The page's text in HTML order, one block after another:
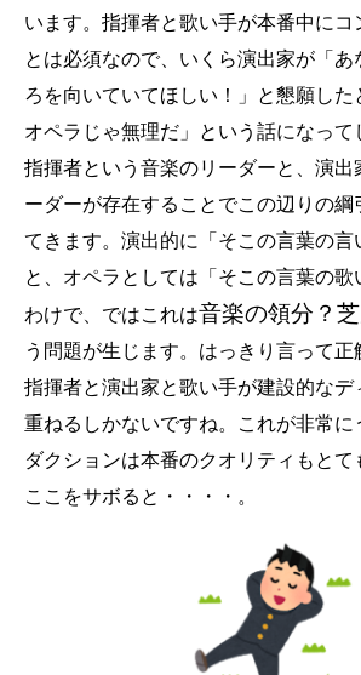
います。指揮者と歌い手が本番中にコ
とは必須なので、いくら演出家が「あ
ろを向いていてほしい！」と懇願した
オペラじゃ無理だ」という話になって
指揮者という音楽のリーダーと、演出
ーダーが存在することでこの辺りの綱
てきます。演出的に「そこの言葉の言
と、オペラとしては「そこの言葉の歌
わけで、ではこれは音楽の領分？
う問題が生じます。はっきり言って正
指揮者と演出家と歌い手が建設的なデ
重ねるしかないですね。これが非常に
ダクションは本番のクオリティもとて
ここをサボると・・・・。